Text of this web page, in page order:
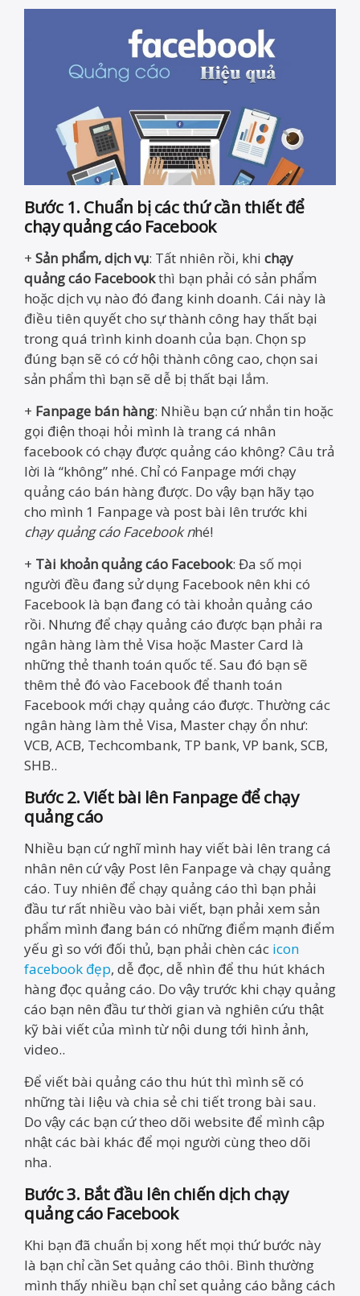
Bước 1. Chuẩn bị các thứ cần thiết để
chạy quảng cáo Facebook
+ Sản phẩm, dịch vụ: Tất nhiên rồi, khi chạy
quảng cáo Facebookthì bạn phải có sản phẩm
hoặc dịch vụ nào đó đang kinh doanh. Cái này là
điều tiên quyết cho sự thành công hay thất bại
trong quá trình kinh doanh của bạn. Chọn sp
đúng bạn sẽ có cớ hội thành công cao, chọn sai
sản phẩm thì bạn sẽ dễ bị thất bại lắm.
+ Fanpage bán hàng: Nhiều bạn cứ nhắn tin hoặc
gọi điện thoại hỏi mình là trang cá nhân
facebook có chạy được quảng cáo không? Câu trả
lời là “không” nhé. Chỉ có Fanpage mới chạy
quảng cáo bán hàng được. Do vậy bạn hãy tạo
cho mình 1 Fanpage và post bài lên trước khi
chạy quảng cáo Facebook nhé!
+ Tài khoản quảng cáo Facebook: Đa số mọi
người đều đang sử dụng Facebook nên khi có
Facebook là bạn đang có tài khoản quảng cáo
rồi. Nhưng để chạy quảng cáo được bạn phải ra
ngân hàng làm thẻ Visa hoặc Master Card là
những thẻ thanh toán quốc tế. Sau đó bạn sẽ
thêm thẻ đó vào Facebook để thanh toán
Facebook mới chạy quảng cáo được. Thường các
ngân hàng làm thẻ Visa, Master chạy ổn như:
VCB, ACB, Techcombank, TP bank, VP bank, SCB,
SHB..
Bước 2. Viết bài lên Fanpage để chạy
quảng cáo
Nhiều bạn cứ nghĩ mình hay viết bài lên trang cá
nhân nên cứ vậy Post lên Fanpage và chạy quảng
cáo. Tuy nhiên để chạy quảng cáo thì bạn phải
đầu tư rất nhiều vào bài viết, bạn phải xem sản
phẩm mình đang bán có những điểm mạnh điểm
yếu gì so với đối thủ, bạn phải chèn các icon
facebook đẹp, dễ đọc, dễ nhìn để thu hút khách
hàng đọc quảng cáo. Do vậy trước khi chạy quảng
cáo bạn nên đầu tư thời gian và nghiên cứu thật
kỹ bài viết của mình từ nội dung tới hình ảnh,
video..
Để viết bài quảng cáo thu hút thì mình sẽ có
những tài liệu và chia sẻ chi tiết trong bài sau.
Do vậy các bạn cứ theo dõi website để mình cập
nhật các bài khác để mọi người cùng theo dõi
nha.
Bước 3. Bắt đầu lên chiến dịch chạy
quảng cáo Facebook
Khi bạn đã chuẩn bị xong hết mọi thứ bước này
là bạn chỉ cần Set quảng cáo thôi. Bình thường
mình thấy nhiều bạn chỉ set quảng cáo bằng cách